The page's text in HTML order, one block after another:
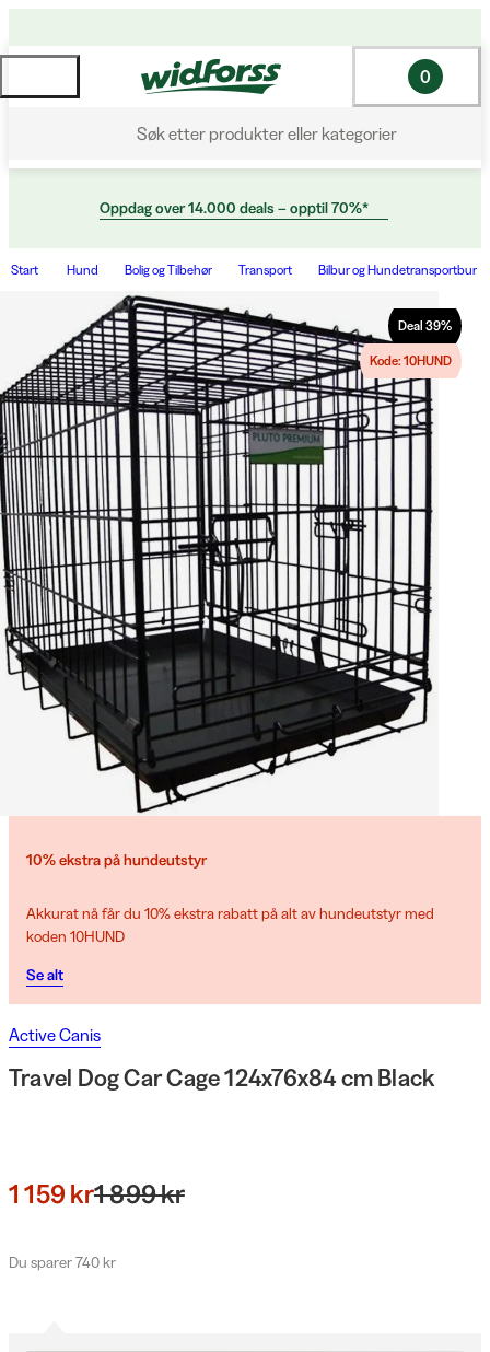
Søk etter produkter eller kategorier
0
Oppdag over 14.000 deals – opptil 70%*
Start Hund Bolig og Tilbehør Transport Bilbur og Hundetransportbur
Deal 39%
Kode: 10HUND
10% ekstra på hundeutstyr
Akkurat nå får du 10% ekstra rabatt på alt av hundeutstyr med
koden 10HUND
Se alt
Active Canis
Travel Dog Car Cage 124x76x84 cm Black
1 159 kr1 899 kr
Du sparer 740 kr